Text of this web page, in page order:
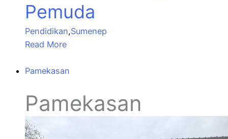
Pemuda
Pendidikan,Sumenep
Read More
Pamekasan
Pamekasan